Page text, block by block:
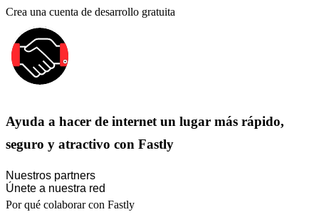
Crea una cuenta de desarrollo gratuita
Ayuda a hacer de internet un lugar más rápido,
seguro y atractivo con Fastly
Nuestros partners
Únete a nuestra red
Por qué colaborar con Fastly